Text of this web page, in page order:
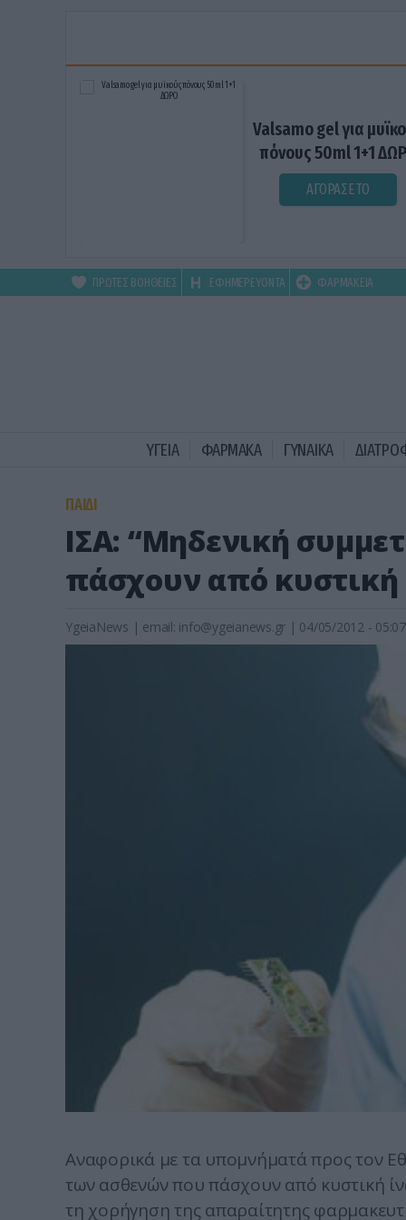
Valsamo gel για
πόνους 50ml 1+1
ΑΓΟΡΑΣΕ ΤΟ
ΠΡΩΤΕΣ ΒΟΗΘΕΙΕΣ ΕΦΗΜΕΡΕΥΟΝΤΑ ΦΑΡΜΑΚΕΙΑ
ΥΓΕΙΑ ΦΑΡΜΑΚΑ ΓΥΝΑΙΚΑ
ΠΑΙΔΙ
ΙΣΑ: “Μηδενική
πάσχουν από κυστική
YgeiaNews | email: info@ygeianews.gr | 04/05/2012 - 05:07
Αναφορικά με τα υπομνήματά προς τον
των ασθενών που πάσχουν από κυστική
τη χορήγηση της απαραίτητης